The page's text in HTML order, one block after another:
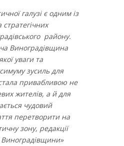
галузі є одним із
району.
Виноградівщина
уваги та
зусиль для
привабливою не
жителів, а й для
чудовий
перетворити на
зону, редакції